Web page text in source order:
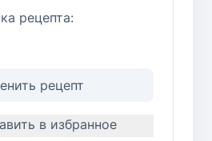
рецепта:
рецепт
в избранное